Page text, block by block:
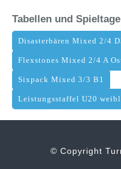
Tabellen und
Disasterbären Mixed 2/4
Flexstones Mixed 2/4 A
Sixpack Mixed 3/3 B1
Leistungsstaffel U20
© Copyright